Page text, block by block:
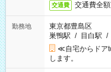
交通費 交通費全
勤務地
東京都豊島区
巣鴨駅 / 目白駅 /
≪自宅からドア
します。